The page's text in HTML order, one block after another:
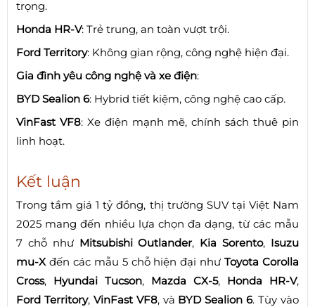
trọng.
Honda HR-V: Trẻ trung, an toàn vượt trội.
Ford Territory: Không gian rộng, công nghệ hiện đại.
Gia đình yêu công nghệ và xe điện:
BYD Sealion 6: Hybrid tiết kiệm, công nghệ cao cấp.
VinFast VF8: Xe điện mạnh mẽ, chính sách thuê pin
linh hoạt.
Kết luận
Trong tầm giá 1 tỷ đồng, thị trường SUV tại Việt Nam
2025 mang đến nhiều lựa chọn đa dạng, từ các mẫu
7 chỗ như Mitsubishi Outlander, Kia Sorento, Isuzu
mu-X đến các mẫu 5 chỗ hiện đại nhưToyota Corolla
Cross, Hyundai Tucson, Mazda CX-5, Honda HR-V,
Ford Territory, VinFast VF8, và BYD Sealion 6. Tùy vào